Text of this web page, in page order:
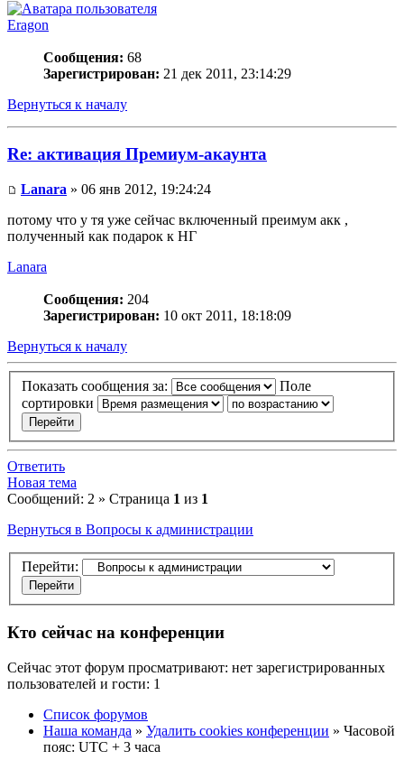
Eragon
Сообщения: 68
Зарегистрирован: 21 дек 2011, 23:14:29
Вернуться к началу
Re: активация Премиум-акаунта
Lanara » 06 янв 2012, 19:24:24
потому что у тя уже сейчас включенный преимум акк ,
полученный как подарок к НГ
Lanara
Сообщения: 204
Зарегистрирован: 10 окт 2011, 18:18:09
Вернуться к началу
Показать сообщения за:
Поле
сортировки
Ответить
Новая тема
Сообщений: 2 » Страница 1 из 1
Вернуться в Вопросы к администрации
Перейти:
Кто сейчас на конференции
Сейчас этот форум просматривают: нет зарегистрированных
пользователей и гости: 1
Список форумов
Наша команда » Удалить cookies конференции » Часовой
пояс: UTC + 3 часа